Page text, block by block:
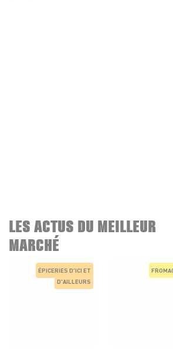
LES ACTUS DU MEILLEUR
MARCHÉ
ÉPICERIES D'ICI ET
D'AILLEURS